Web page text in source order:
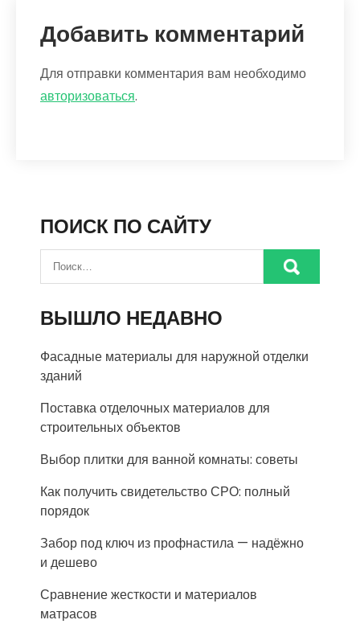
Добавить комментарий
Для отправки комментария вам необходимо
авторизоваться.
ПОИСК ПО САЙТУ
ВЫШЛО НЕДАВНО
Фасадные материалы для наружной отделки
зданий
Поставка отделочных материалов для
строительных объектов
Выбор плитки для ванной комнаты: советы
Как получить свидетельство СРО: полный
порядок
Забор под ключ из профнастила — надёжно
и дешево
Сравнение жесткости и материалов
матрасов